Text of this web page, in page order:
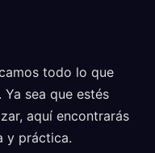
todo lo que
sea que estés
aquí encontrarás
y práctica.